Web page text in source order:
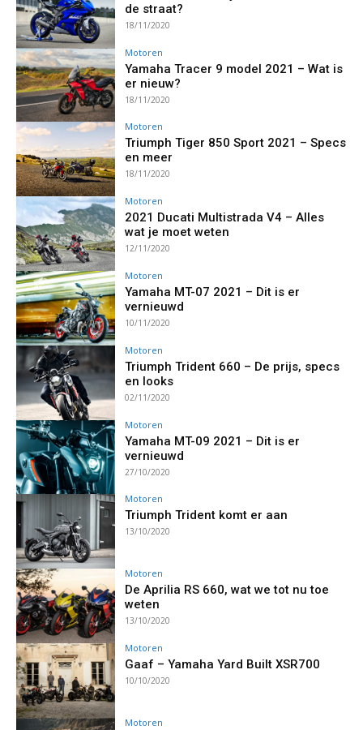
de straat?
18/11/2020
Motoren
Yamaha Tracer 9 model 2021 – Wat is
er nieuw?
18/11/2020
Motoren
Triumph Tiger 850 Sport 2021 – Specs
en meer
18/11/2020
Motoren
2021 Ducati Multistrada V4 – Alles
wat je moet weten
12/11/2020
Motoren
Yamaha MT-07 2021 – Dit is er
vernieuwd
10/11/2020
Motoren
Triumph Trident 660 – De prijs, specs
en looks
02/11/2020
Motoren
Yamaha MT-09 2021 – Dit is er
vernieuwd
27/10/2020
Motoren
Triumph Trident komt er aan
13/10/2020
Motoren
De Aprilia RS 660, wat we tot nu toe
weten
13/10/2020
Motoren
Gaaf – Yamaha Yard Built XSR700
10/10/2020
Motoren